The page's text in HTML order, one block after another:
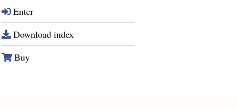
Enter
Download index
Buy